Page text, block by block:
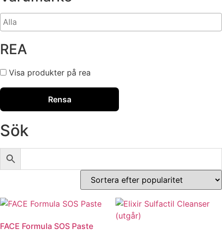
REA
Visa produkter på rea
Rensa
Sök
FACE Formula SOS Paste